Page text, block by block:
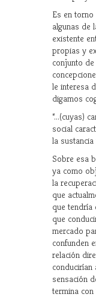
Es en
algunas de
existente
propias y
conjunto
le interesa
digamos
“...(cuyas)
social
la sustancia
Sobre esa
ya como
la
que
que tendría
que
mercado
confunden
relación
sensación
termina